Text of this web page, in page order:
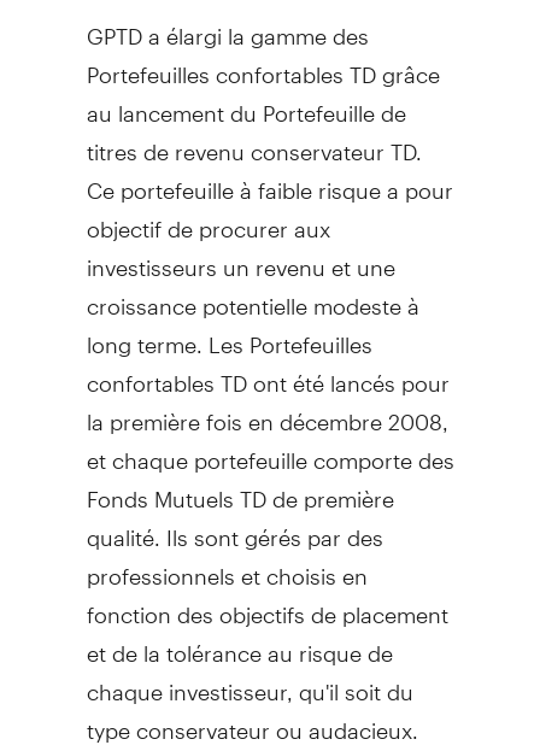
GPTD a élargi la gamme des
Portefeuilles confortables TD grâce
au lancement du Portefeuille de
titres de revenu conservateur TD.
Ce portefeuille à faible risque a pour
objectif de procurer aux
investisseurs un revenu et une
croissance potentielle modeste à
long terme. Les Portefeuilles
confortables TD ont été lancés pour
la première fois en décembre 2008,
et chaque portefeuille comporte des
Fonds Mutuels TD de première
qualité. Ils sont gérés par des
professionnels et choisis en
fonction des objectifs de placement
et de la tolérance au risque de
chaque investisseur, qu'il soit du
type conservateur ou audacieux.